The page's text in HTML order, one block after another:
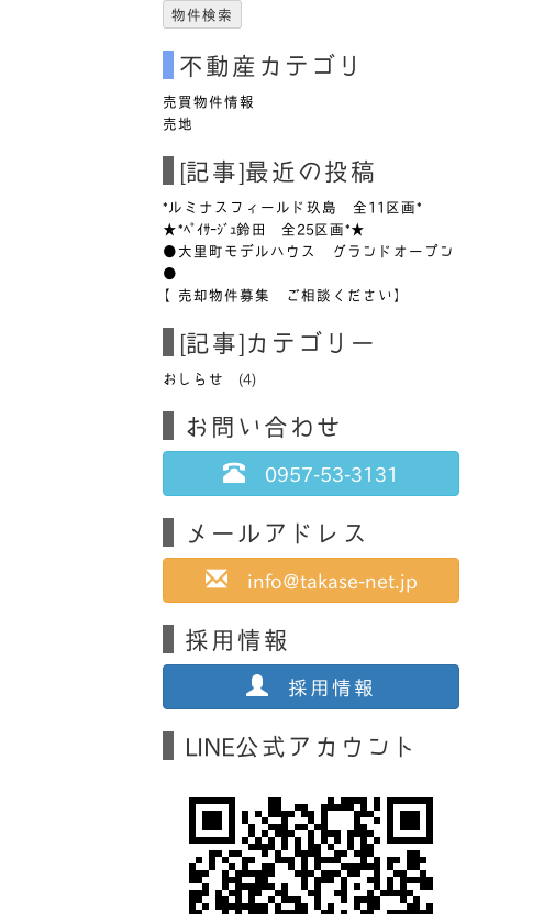
不動産カテゴリ
売買物件情報
売地
[記事]最近の投稿
*ルミナスフィールド玖島 全11区画*
★*ﾍﾟｲｻｰｼﾞｭ鈴田 全25区画*★
●大里町モデルハウス グランドオープン
●
【売却物件募集 ご相談ください】
[記事]カテゴリー
おしらせ (4)
お問い合わせ
0957-53-3131
メールアドレス
info@takase-net.jp
採用情報
採用情報
LINE公式アカウント